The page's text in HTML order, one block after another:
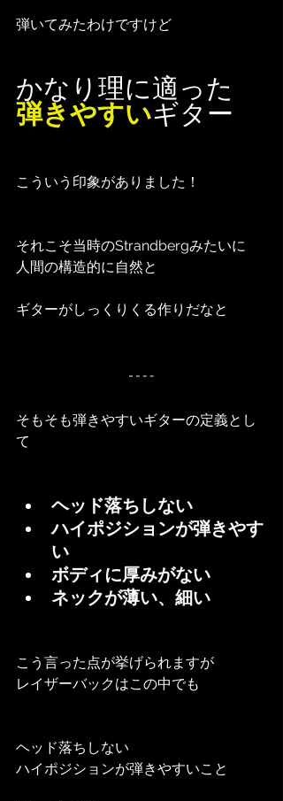
弾いてみたわけですけど
かなり理に適った
弾きやすいギター
こういう印象がありました！
それこそ当時のStrandbergみたいに
人間の構造的に自然と
ギターがしっくりくる作りだなと
そもそも弾きやすいギターの定義とし
て
ヘッド落ちしない
ハイポジションが弾きやす
い
ボディに厚みがない
ネックが薄い、細い
こう言った点が挙げられますが
レイザーバックはこの中でも
ヘッド落ちしない
ハイポジションが弾きやすいこと